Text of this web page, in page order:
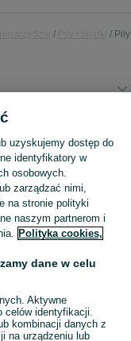
Sprzedaż pił i pilarek Podkarpackie ▶️ Szeroki wybór różnych marek w atrakcyjnych cenach ✅ Nowe i używane ☝ Sprawdź oferty elektronarzędzia na OLX.pl!
uzyskujemy dostęp do
identyfikatory w
osobowych.
zarządzać nimi,
na stronie polityki
naszym partnerom i
Polityka cookies,
dane w celu
Aktywne
celów identyfikacji.
kombinacji danych z
na urządzeniu lub